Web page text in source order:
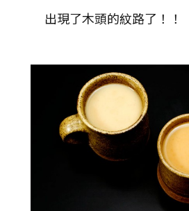
出現了木頭的紋路了！！